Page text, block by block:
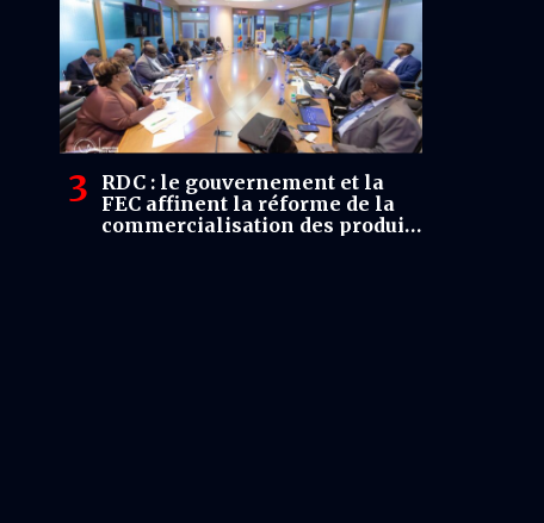
RDC : le gouvernement et la
FEC affinent la réforme de la
commercialisation des produits